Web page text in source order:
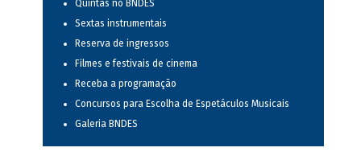
Quintas no BNDES
Sextas instrumentais
Reserva de ingressos
Filmes e festivais de cinema
Receba a programação
Concursos para Escolha de Espetáculos Musicais
Galeria BNDES